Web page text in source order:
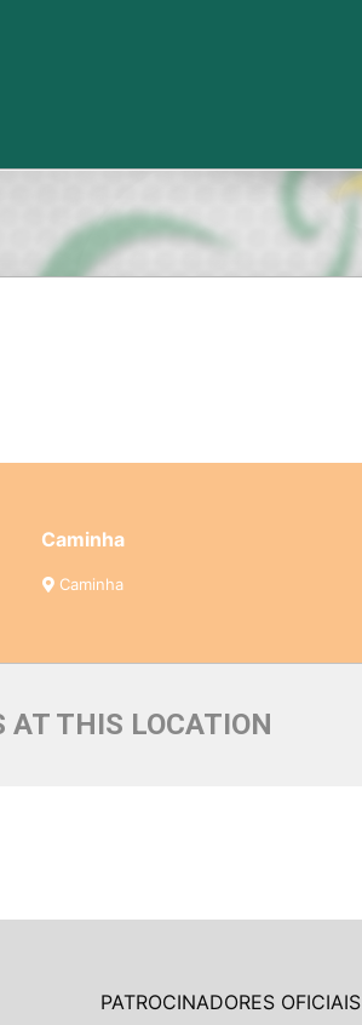
Caminha
Caminha
AT THIS LOCATION
PATROCINADORES OFICIAIS